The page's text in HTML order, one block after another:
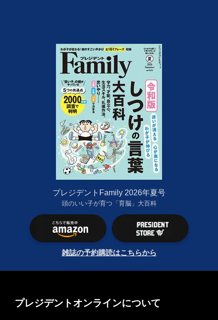
プレジデントFamily 2026年夏号
頭のいい子が育つ「育脳」大百科
雑誌の予約購読はこちらから
プレジデントオンラインについて